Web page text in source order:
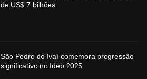
de US$ 7 bilhões
São Pedro do Ivaí comemora progressão
significativo no Ideb 2025